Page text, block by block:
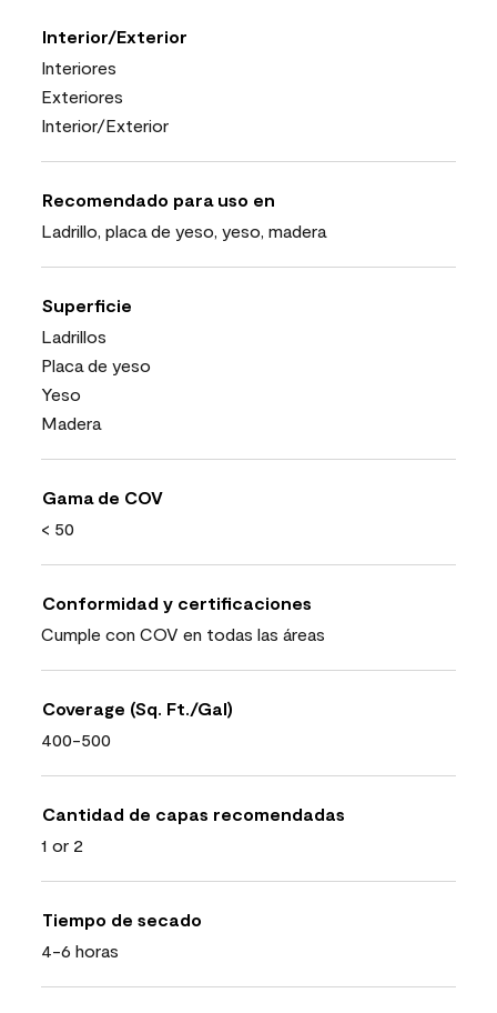
Interior/Exterior
Interiores
Exteriores
Interior/Exterior
Recomendado para uso en
Ladrillo, placa de yeso, yeso, madera
Superficie
Ladrillos
Placa de yeso
Yeso
Madera
Gama de COV
< 50
Conformidad y certificaciones
Cumple con COV en todas las áreas
Coverage (Sq. Ft./Gal)
400-500
Cantidad de capas recomendadas
1 or 2
Tiempo de secado
4-6 horas